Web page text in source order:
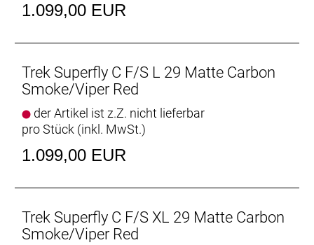
1.099,00 EUR
Trek Superfly C F/S L 29 Matte Carbon
Smoke/Viper Red
der Artikel ist z.Z. nicht lieferbar
pro Stück (inkl. MwSt.)
1.099,00 EUR
Trek Superfly C F/S XL 29 Matte Carbon
Smoke/Viper Red